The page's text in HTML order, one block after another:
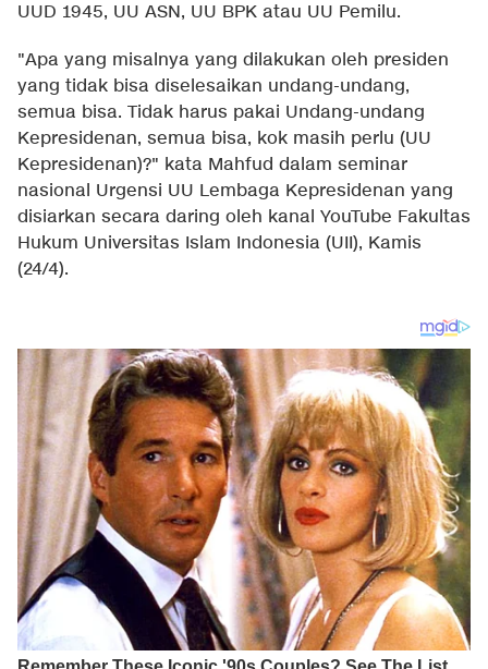
UUD 1945, UU ASN, UU BPK atau UU Pemilu.
"Apa yang misalnya yang dilakukan oleh presiden
yang tidak bisa diselesaikan undang-undang,
semua bisa. Tidak harus pakai Undang-undang
Kepresidenan, semua bisa, kok masih perlu (UU
Kepresidenan)?" kata Mahfud dalam seminar
nasional Urgensi UU Lembaga Kepresidenan yang
disiarkan secara daring oleh kanal YouTube Fakultas
Hukum Universitas Islam Indonesia (UII), Kamis
(24/4).